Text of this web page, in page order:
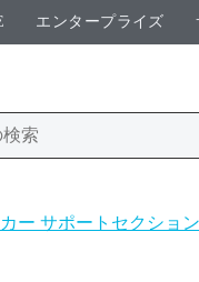
エンタープライズ
ー サポートセクション